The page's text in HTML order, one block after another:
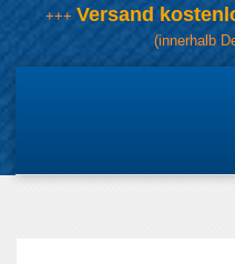
+++ Versand
(innerhalb